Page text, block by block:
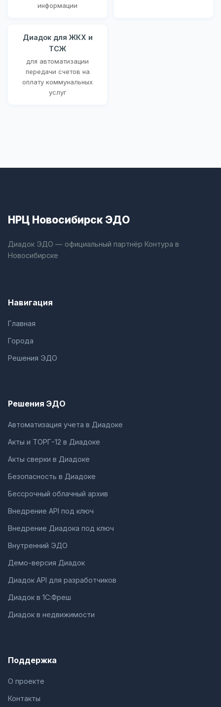
информации
Диадок для ЖКХ и
ТСЖ
для автоматизации
передачи счетов на
оплату коммунальных
услуг
НРЦ Новосибирск ЭДО
Диадок ЭДО — официальный партнёр Контура в
Новосибирске
Навигация
Главная
Города
Решения ЭДО
Решения ЭДО
Автоматизация учета в Диадоке
Акты и ТОРГ-12 в Диадоке
Акты сверки в Диадоке
Безопасность в Диадоке
Бессрочный облачный архив
Внедрение API под ключ
Внедрение Диадока под ключ
Внутренний ЭДО
Демо-версия Диадок
Диадок API для разработчиков
Диадок в 1С:Фреш
Диадок в недвижимости
Поддержка
О проекте
Контакты